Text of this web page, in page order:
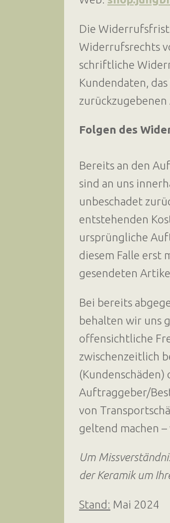
Die
Widerrufsrechts
schriftliche
Kundendaten,
Folgen des
Bereits an den
sind an uns
unbeschadet
entstehenden
ursprüngliche
diesem Falle erst
gesendeten
Bei bereits
behalten wir uns
offensichtliche
zwischenzeitlich
Auftraggeber/
von
geltend machen
Um
der Keramik um
Stand: Mai 2024